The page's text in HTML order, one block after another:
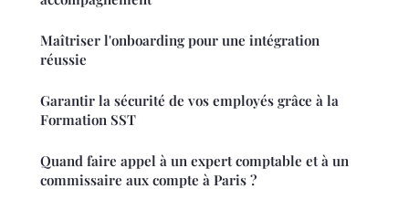
Maîtriser l'onboarding pour une intégration
réussie
Garantir la sécurité de vos employés grâce à la
Formation SST
Quand faire appel à un expert comptable et à un
commissaire aux compte à Paris ?